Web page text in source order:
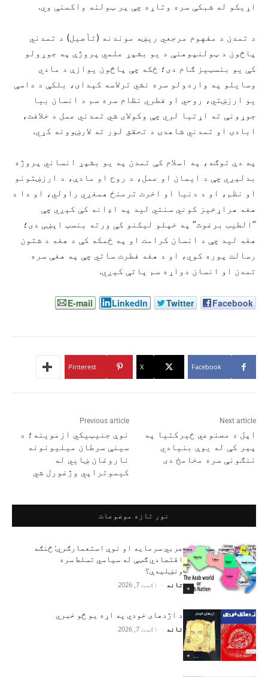
اړیکو له شبکې سره وتاړه چې پر ټولنه واکمنې وي.
د تمدن د مفهوم مرجعي ريښه موندنه (تأصيل) د تمدني
پاڅون د ټولنپوهنې د یو بشپړ علمي پروژې په جوړولو
کې یو بنسټیز ګام دی؛ ځکه چې پاڅون یوازې د مادي
وسایلو په واردولو سره نشي ترلاسه کېدای، بلکې د داسې
یو ارزښتي، روحي او فطري نظام سره سم د انسان بیا
جوړونې ته اړتیا لري چې وکولای شي تمدني عمل د خلافت،
ابادۍ او تمدني شاهدۍ د تحقق لور ته لارښوونه کړي.
په دې توګه، په اسلام کې تمدن په یو بشپړ انساني پروژه
بدلېږي چې د ایمان او عمل، د روح او مادې، د ارزښتونو
او نظم، او د دنیا او اخرت ترمنځ همغږي راولي، او دا د
هغه هراړخیز کوني سنتي لید په اډانه کې کېږي چې
“الطيب برغوث” په خپلو لیکنو کې ورته بنسټ اېښی دی؛
هغه لید چې د انسان کرامت او په ځمکه کې د هغه د شتون
رسالت پوره کوي، او د هغه فطرت ساتي چې په هغې سره
تمدن او انسان دواړه سم پاتې کېږي.
Facebook
Twitter
LinkedIn
E-mail
Facebook
X
Pinterest
Previous article
نوې جنیټیکي ازموینه؛ د
سینې سرطان میلیونونه
ناروغان ښايي له
کیموتراپي وژغورل شي
Next article
اپل د مصنوعي ځیرکتیا په
پېر کې له یوې بنیادي
ننګونې سره مخامخ دی
نور تازه موضوعات
+
عربي سرمایه او نوې استعمارګري: څنګه
اقتصادي ګټې له سیاسي تسلط سره
ونښلیدې؟
تاند - اګست 7, 2026
+
د اژدهای خودي په اړه یو څو خبري
تاند - اګست 7, 2026